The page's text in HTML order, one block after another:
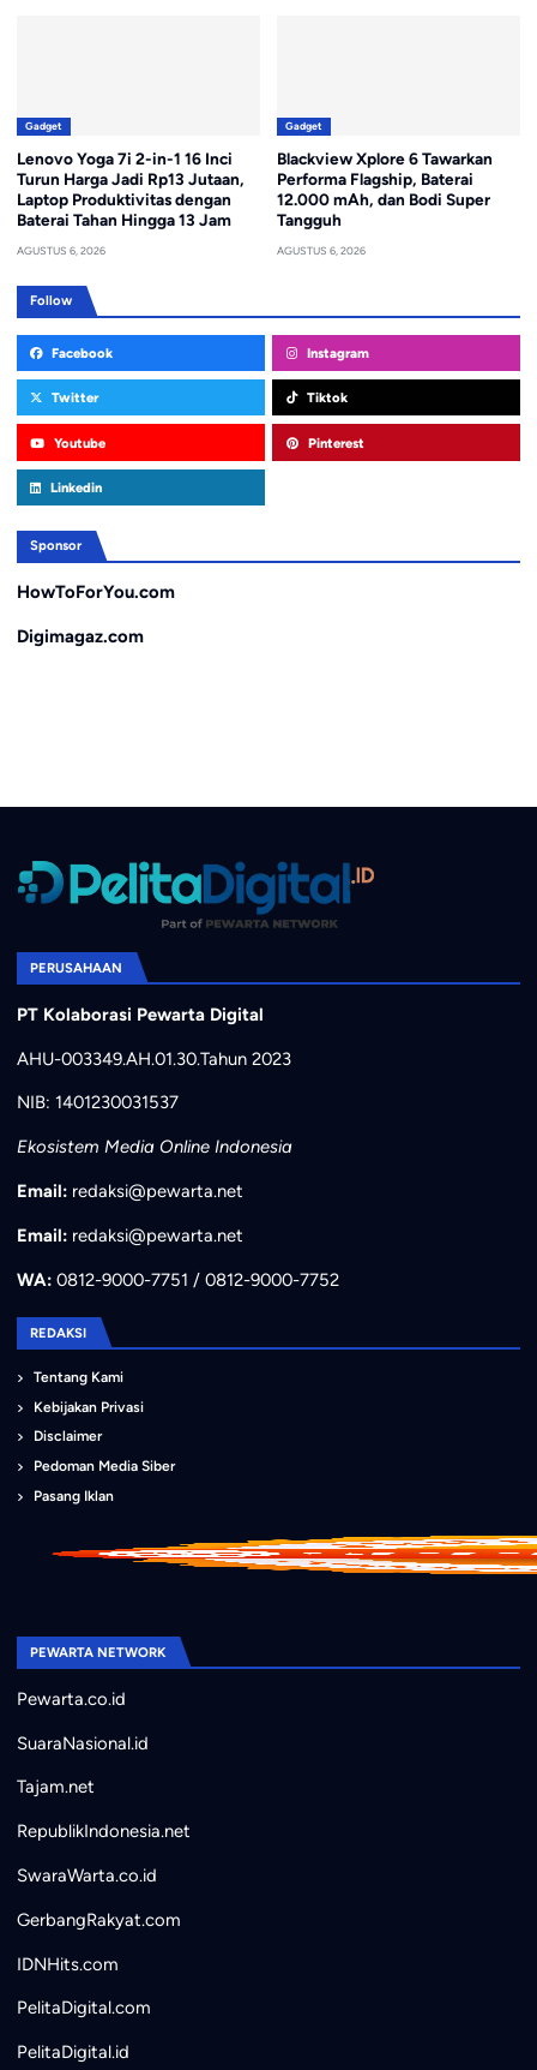
Gadget
Lenovo Yoga 7i 2-in-1 16 Inci
Turun Harga Jadi Rp13 Jutaan,
Laptop Produktivitas dengan
Baterai Tahan Hingga 13 Jam
AGUSTUS 6, 2026
Gadget
Blackview Xplore 6 Tawarkan
Performa Flagship, Baterai
12.000 mAh, dan Bodi Super
Tangguh
AGUSTUS 6, 2026
Follow
Facebook Instagram
Twitter Tiktok
Youtube Pinterest
Linkedin
Sponsor
HowToForYou.com
Digimagaz.com
PERUSAHAAN
PT Kolaborasi Pewarta Digital
AHU-003349.AH.01.30.Tahun 2023
NIB: 1401230031537
Ekosistem Media Online Indonesia
Email: redaksi@pewarta.net
Email: redaksi@pewarta.net
WA:0812-9000-7751 / 0812-9000-7752
REDAKSI
Tentang Kami
Kebijakan Privasi
Disclaimer
Pedoman Media Siber
Pasang Iklan
PEWARTA NETWORK
Pewarta.co.id
SuaraNasional.id
Tajam.net
RepublikIndonesia.net
SwaraWarta.co.id
GerbangRakyat.com
IDNHits.com
PelitaDigital.com
PelitaDigital.id